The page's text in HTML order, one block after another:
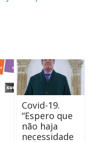
Covid-19.
“Espero que
não haja
necessidade